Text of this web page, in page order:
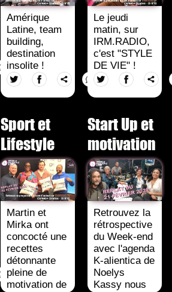
Amérique
Latine, team
building,
destination
insolite !
Le jeudi
matin, sur
IRM.RADIO,
c'est "STYLE
DE VIE" !
Sport et
Lifestyle
Martin et
Mirka ont
concocté une
recettes
détonnante
pleine de
motivation de
Start Up et
motivation
Retrouvez la
rétrospective
du Week-end
avec l'agenda
K-alientica de
Noelys
Kassy nous